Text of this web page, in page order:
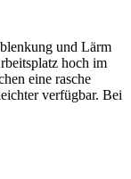
und Lärm
hoch im
eine rasche
verfügbar. Bei